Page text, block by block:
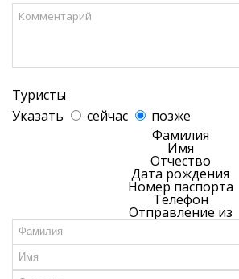
Туристы
Указать
сейчас
позже
Фамилия
Имя
Отчество
Дата рождения
Номер паспорта
Телефон
Отправление из